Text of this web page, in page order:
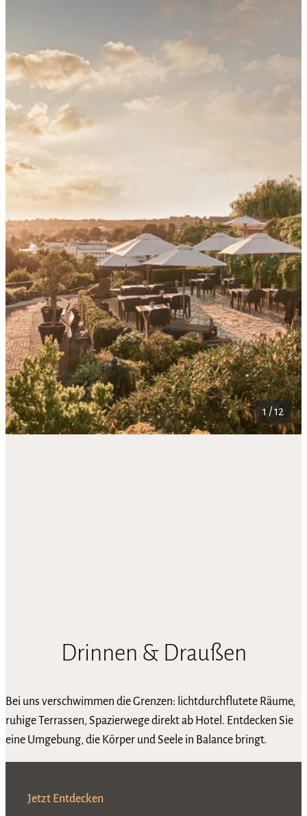
1 / 12
Drinnen & Draußen
Bei uns verschwimmen die Grenzen: lichtdurchflutete Räume,
ruhige Terrassen, Spazierwege direkt ab Hotel. Entdecken Sie
eine Umgebung, die Körper und Seele in Balance bringt.
Jetzt Entdecken